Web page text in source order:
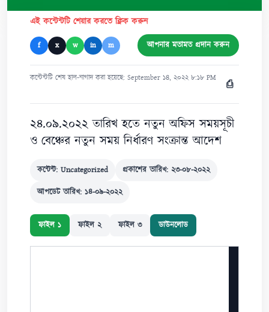
এই কন্টেন্টটি শেয়ার করতে ক্লিক করুন
f x w in m আপনার মতামত প্রদান করুন
কন্টেন্টটি শেষ হাল-নাগাদ করা হয়েছে: September ১৪, ২০২২ ৮:১৮ PM ⎙
২৪.০৯.২০২২ তারিখ হতে নতুন অফিস সময়সূচী
ও বেঞ্চের নতুন সময় নির্ধারণ সংক্রান্ত আদেশ
কন্টেন্ট: Uncategorized প্রকাশের তারিখ: ২৩-০৮-২০২২
আপডেট তারিখ: ১৪-০৯-২০২২
ফাইল ১ ফাইল ২ ফাইল ৩ ডাউনলোড